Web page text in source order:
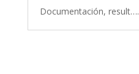
Documentación, result….